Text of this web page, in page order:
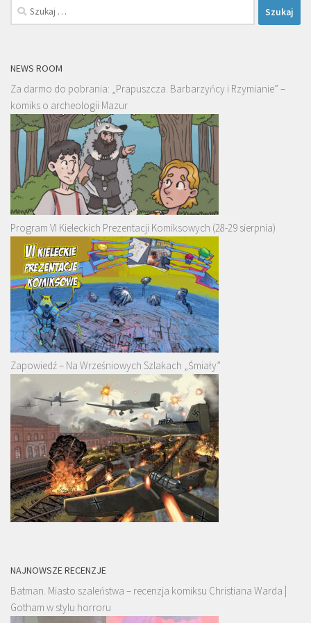
Szukaj:
NEWS ROOM
Za darmo do pobrania: „Prapuszcza. Barbarzyńcy i Rzymianie” –
komiks o archeologii Mazur
Program VI Kieleckich Prezentacji Komiksowych (28-29 sierpnia)
Zapowiedź – Na Wrześniowych Szlakach „Śmiały”
NAJNOWSZE RECENZJE
Batman. Miasto szaleństwa – recenzja komiksu Christiana Warda |
Gotham w stylu horroru